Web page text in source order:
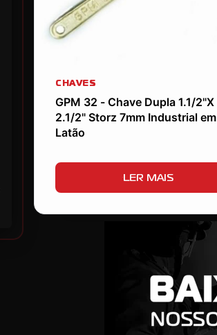
CHAVES
GPM 32 - Chave Dupla 1.1/2"X
2.1/2" Storz 7mm Industrial em
Latão
LER MAIS